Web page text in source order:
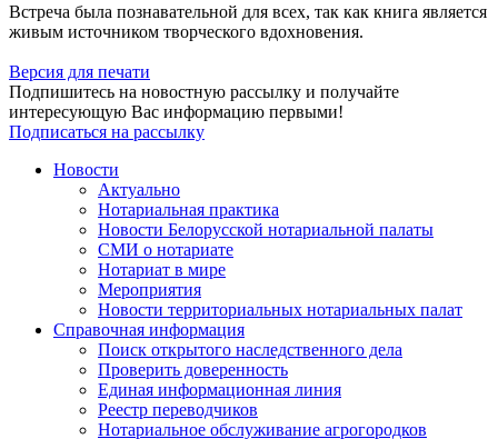
Встреча была познавательной для всех, так как книга является
живым источником творческого вдохновения.
Версия для печати
Подпишитесь на новостную рассылку и получайте
интересующую Вас информацию первыми!
Подписаться на рассылку
Новости
Актуально
Нотариальная практика
Новости Белорусской нотариальной палаты
СМИ о нотариате
Нотариат в мире
Мероприятия
Новости территориальных нотариальных палат
Справочная информация
Поиск открытого наследственного дела
Проверить доверенность
Единая информационная линия
Реестр переводчиков
Нотариальное обслуживание агрогородков